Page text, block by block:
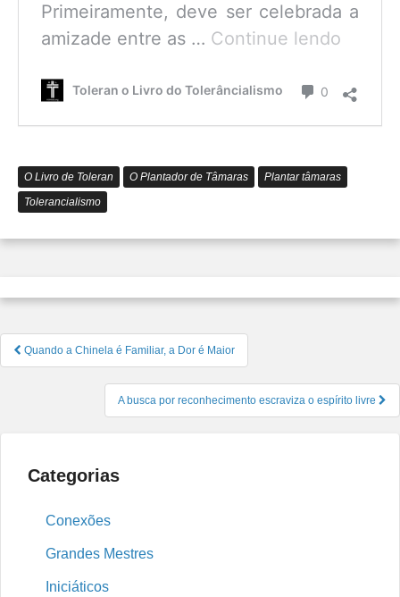
Primeiramente, deve ser celebrada a
amizade entre as … Continue lendo
é
Toleran o Livro do Tolerâncialismo 0 Comentário
O Livro de Toleran O Plantador de Tâmaras
Plantar tâmaras
Tolerancialismo
Navegação
de
Quando a Chinela é Familiar, a Dor é Maior
A busca por reconhecimento escraviza o espírito livre
Categorias
Conexões
Grandes Mestres
Iniciáticos